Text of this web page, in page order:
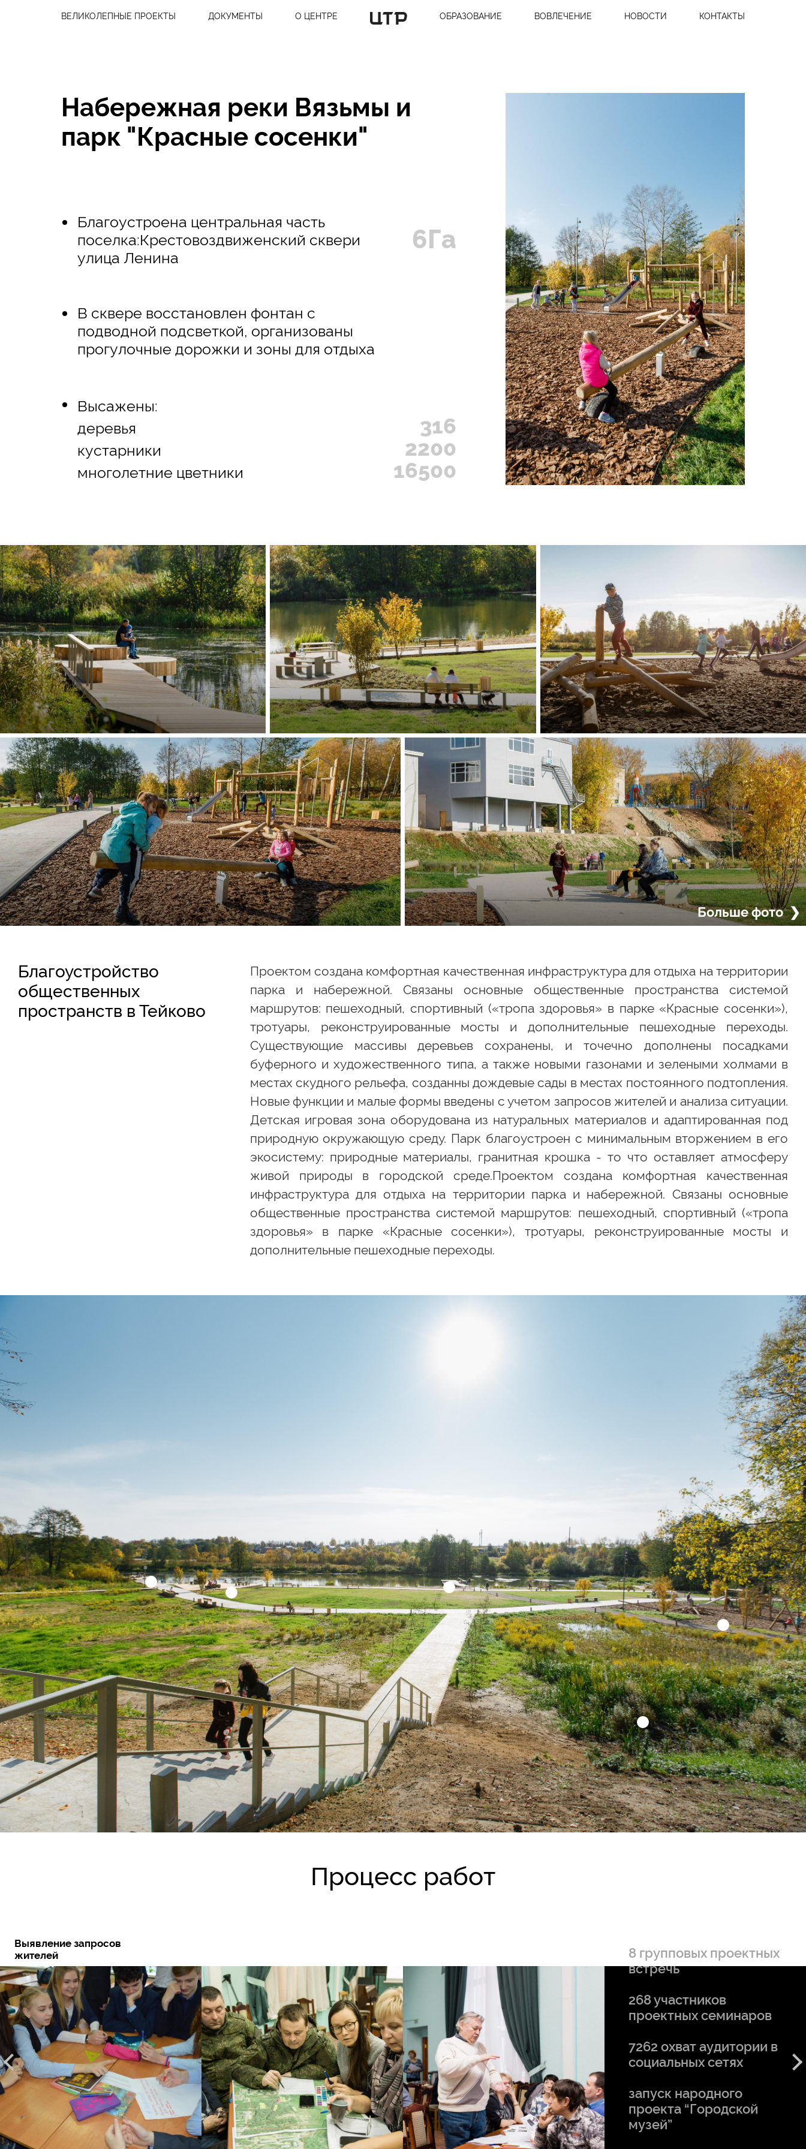
ВЕЛИКОЛЕПНЫЕ ПРОЕКТЫ ДОКУМЕНТЫ О ЦЕНТРЕ ОБРАЗОВАНИЕ ВОВЛЕЧЕНИЕ НОВОСТИ КОНТАКТЫ
Набережная реки Вязьмы и
парк "Красные сосенки"
Благоустроена центральная часть
поселка:Крестовоздвиженский сквери
улица Ленина
6Га
В сквере восстановлен фонтан с
подводной подсветкой, организованы
прогулочные дорожки и зоны для отдыха
Высажены:
деревья
кустарники
многолетние цветники
316
2200
16500
Больше фото ❯
Благоустройство
общественных
пространств в Тейково
Проектом создана комфортная качественная инфраструктура для отдыха на территории
парка и набережной. Связаны основные общественные пространства системой
маршрутов: пешеходный, спортивный («тропа здоровья» в парке «Красные сосенки»),
тротуары, реконструированные мосты и дополнительные пешеходные переходы.
Существующие массивы деревьев сохранены, и точечно дополнены посадками
буферного и художественного типа, а также новыми газонами и зелеными холмами в
местах скудного рельефа, созданны дождевые сады в местах постоянного подтопления.
Новые функции и малые формы введены с учетом запросов жителей и анализа ситуации.
Детская игровая зона оборудована из натуральных материалов и адаптированная под
природную окружающую среду. Парк благоустроен с минимальным вторжением в его
экосистему: природные материалы, гранитная крошка - то что оставляет атмосферу
живой природы в городской среде.Проектом создана комфортная качественная
инфраструктура для отдыха на территории парка и набережной. Связаны основные
общественные пространства системой маршрутов: пешеходный, спортивный («тропа
здоровья» в парке «Красные сосенки»), тротуары, реконструированные мосты и
дополнительные пешеходные переходы.
Процесс работ
Выявление запросов
жителей
8 групповых проектных
встречь
268 участников
проектных семинаров
7262 охват аудитории в
социальных сетях
запуск народного
проекта “Городской
музей”